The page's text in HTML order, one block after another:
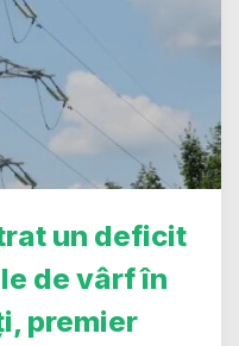
un deficit
de vârf în
premier